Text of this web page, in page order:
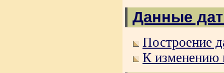
Данные
Построение
К изменению